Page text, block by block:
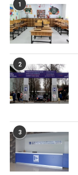
1
2
3